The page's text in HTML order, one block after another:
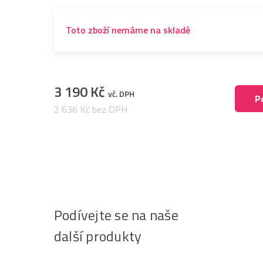
Toto zboží nemáme na skladě
3 190 Kč vč. DPH
2 636 Kč bez DPH
Podívejte se na naše
další produkty